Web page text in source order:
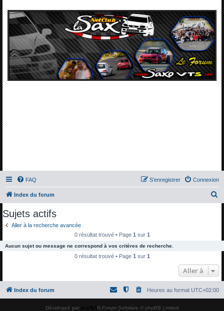
FAQ Connexion
S’enregistrer
Index du forum
c
e
r
Sujets actifs
Aller à la recherche avancée
0 résultat trouvé • Page 1 sur 1
Aucun sujet ou message ne correspond à vos critères de recherche.
0 résultat trouvé • Page 1 sur 1
Aller à
Index du forum Heures au format UTC+02:00
Développé parphpBB® Forum Software © phpBB Limited